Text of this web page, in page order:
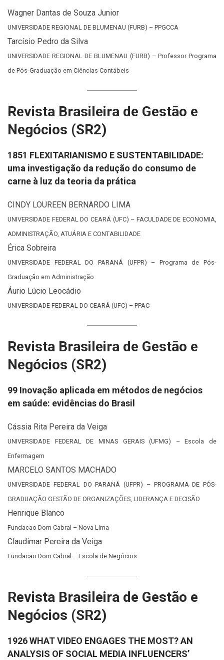
Wagner Dantas de Souza Junior
UNIVERSIDADE REGIONAL DE BLUMENAU (FURB) – PPGCCA
Tarcísio Pedro da Silva
UNIVERSIDADE REGIONAL DE BLUMENAU (FURB) – Professor Programa
de Pós-Graduação em Ciências Contábeis
Revista Brasileira de Gestão e
Negócios (SR2)
1851 FLEXITARIANISMO E SUSTENTABILIDADE:
uma investigação da redução do consumo de
carne à luz da teoria da prática
CINDY LOUREEN BERNARDO LIMA
UNIVERSIDADE FEDERAL DO CEARÁ (UFC) – FACULDADE DE ECONOMIA,
ADMINISTRAÇÃO, ATUÁRIA E CONTABILIDADE
Érica Sobreira
UNIVERSIDADE FEDERAL DO PARANÁ (UFPR) – Programa de Pós-
Graduação em Administração
Áurio Lúcio Leocádio
UNIVERSIDADE FEDERAL DO CEARÁ (UFC) – PPAC
Revista Brasileira de Gestão e
Negócios (SR2)
99 Inovação aplicada em métodos de negócios
em saúde: evidências do Brasil
Cássia Rita Pereira da Veiga
UNIVERSIDADE FEDERAL DE MINAS GERAIS (UFMG) – Escola de
Enfermagem
MARCELO SANTOS MACHADO
UNIVERSIDADE FEDERAL DO PARANÁ (UFPR) – PROGRAMA DE PÓS-
GRADUAÇÃO GESTÃO DE ORGANIZAÇÕES, LIDERANÇA E DECISÃO
Henrique Blanco
Fundacao Dom Cabral – Nova Lima
Claudimar Pereira da Veiga
Fundacao Dom Cabral – Escola de Negócios
Revista Brasileira de Gestão e
Negócios (SR2)
1926 WHAT VIDEO ENGAGES THE MOST? AN
ANALYSIS OF SOCIAL MEDIA INFLUENCERS’